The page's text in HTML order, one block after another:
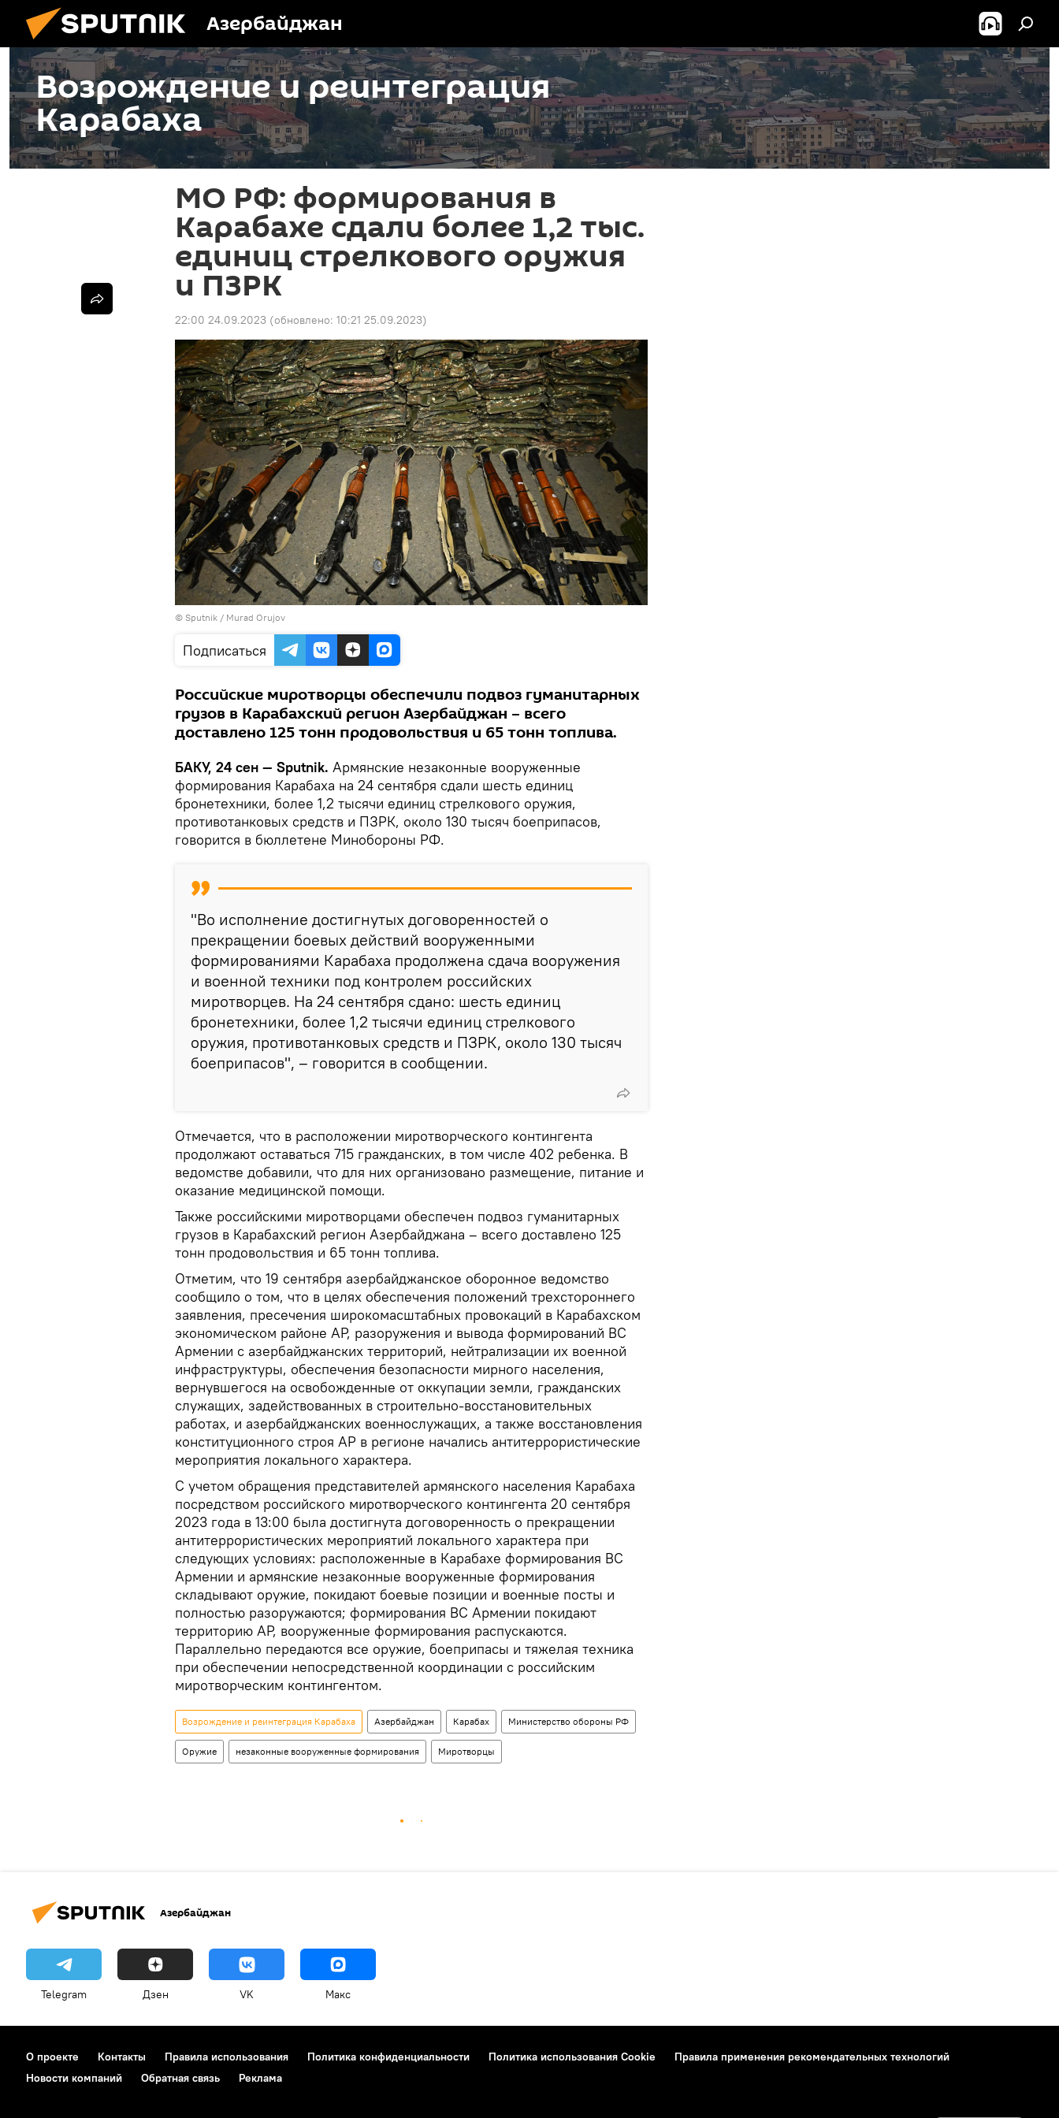
Азербайджан
Возрождение и реинтеграция
Карабаха
МО РФ: формирования в
Карабахе сдали более 1,2 тыс.
единиц стрелкового оружия
и ПЗРК
22:00 24.09.2023 (обновлено: 10:21 25.09.2023)
© Sputnik / Murad Orujov
Подписаться
Российские миротворцы обеспечили подвоз гуманитарных
грузов в Карабахский регион Азербайджан – всего
доставлено 125 тонн продовольствия и 65 тонн топлива.
БАКУ, 24 сен — Sputnik. Армянские незаконные вооруженные
формирования Карабаха на 24 сентября сдали шесть единиц
бронетехники, более 1,2 тысячи единиц стрелкового оружия,
противотанковых средств и ПЗРК, около 130 тысяч боеприпасов,
говорится в бюллетене Минобороны РФ.
"Во исполнение достигнутых договоренностей о
прекращении боевых действий вооруженными
формированиями Карабаха продолжена сдача вооружения
и военной техники под контролем российских
миротворцев. На 24 сентября сдано: шесть единиц
бронетехники, более 1,2 тысячи единиц стрелкового
оружия, противотанковых средств и ПЗРК, около 130 тысяч
боеприпасов", – говорится в сообщении.
Отмечается, что в расположении миротворческого контингента
продолжают оставаться 715 гражданских, в том числе 402 ребенка. В
ведомстве добавили, что для них организовано размещение, питание и
оказание медицинской помощи.
Также российскими миротворцами обеспечен подвоз гуманитарных
грузов в Карабахский регион Азербайджана – всего доставлено 125
тонн продовольствия и 65 тонн топлива.
Отметим, что 19 сентября азербайджанское оборонное ведомство
сообщило о том, что в целях обеспечения положений трехстороннего
заявления, пресечения широкомасштабных провокаций в Карабахском
экономическом районе АР, разоружения и вывода формирований ВС
Армении с азербайджанских территорий, нейтрализации их военной
инфраструктуры, обеспечения безопасности мирного населения,
вернувшегося на освобожденные от оккупации земли, гражданских
служащих, задействованных в строительно-восстановительных
работах, и азербайджанских военнослужащих, а также восстановления
конституционного строя АР в регионе начались антитеррористические
мероприятия локального характера.
С учетом обращения представителей армянского населения Карабаха
посредством российского миротворческого контингента 20 сентября
2023 года в 13:00 была достигнута договоренность о прекращении
антитеррористических мероприятий локального характера при
следующих условиях: расположенные в Карабахе формирования ВС
Армении и армянские незаконные вооруженные формирования
складывают оружие, покидают боевые позиции и военные посты и
полностью разоружаются; формирования ВС Армении покидают
территорию АР, вооруженные формирования распускаются.
Параллельно передаются все оружие, боеприпасы и тяжелая техника
при обеспечении непосредственной координации с российским
миротворческим контингентом.
Возрождение и реинтеграция Карабаха Азербайджан Карабах Министерство обороны РФ
Оружие незаконные вооруженные формирования Миротворцы
Азербайджан
Telegram Дзен VK Макс
О проекте Контакты Правила использования Политика конфиденциальности Политика использования Cookie
Правила применения рекомендательных технологий
Новости компаний
Обратная связь Реклама